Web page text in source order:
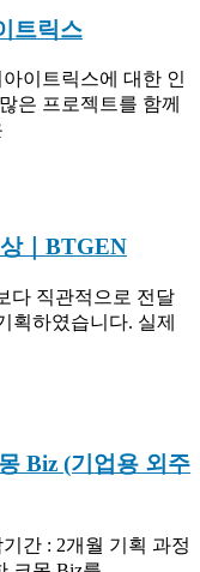
트릭스
이트릭스에 대한 인
은 프로젝트를 함께
｜BTGEN
다 직관적으로 전달
획하였습니다. 실제
Biz (기업용 외주
간 : 2개월 기획 과정